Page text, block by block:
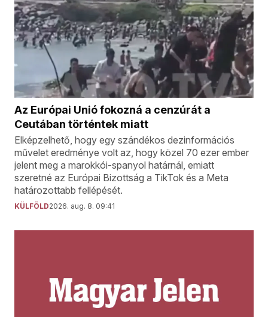
Az Európai Unió fokozná a cenzúrát a
Ceutában történtek miatt
Elképzelhető, hogy egy szándékos dezinformációs
művelet eredménye volt az, hogy közel 70 ezer ember
jelent meg a marokkói-spanyol határnál, emiatt
szeretné az Európai Bizottság a TikTok és a Meta
határozottabb fellépését.
KÜLFÖLD2026. aug. 8. 09:41